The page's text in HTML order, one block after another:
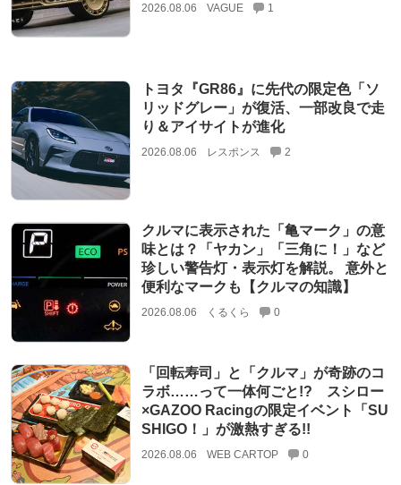
2026.08.06 VAGUE 1
トヨタ『GR86』に先代の限定色「ソ
リッドグレー」が復活、一部改良で走
り＆アイサイトが進化
2026.08.06 レスポンス 2
クルマに表示された「亀マーク」の意
味とは？「ヤカン」「三角に！」など
珍しい警告灯・表示灯を解説。 意外と
便利なマークも【クルマの知識】
2026.08.06 くるくら 0
「回転寿司」と「クルマ」が奇跡のコ
ラボ……って一体何ごと!? スシロー
×GAZOO Racingの限定イベント「SU
SHIGO！」が激熱すぎる!!
2026.08.06 WEB CARTOP 0